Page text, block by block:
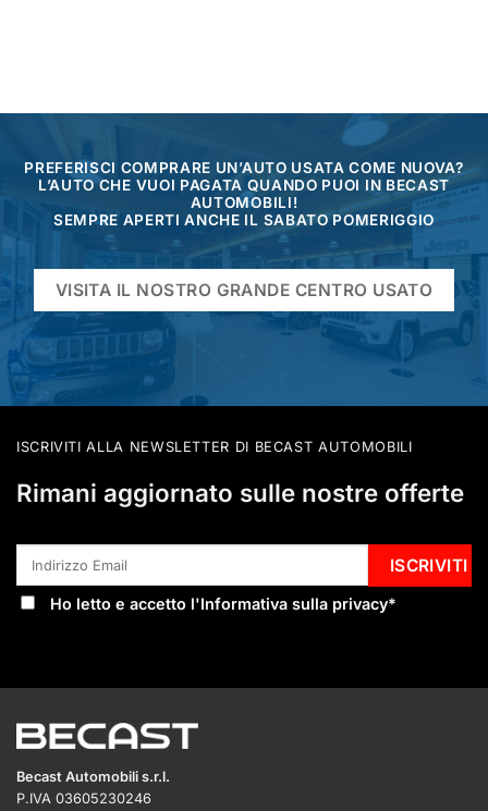
PREFERISCI COMPRARE UN’AUTO USATA COME NUOVA?
L’AUTO CHE VUOI PAGATA QUANDO PUOI IN BECAST
AUTOMOBILI!
SEMPRE APERTI ANCHE IL SABATO POMERIGGIO
VISITA IL NOSTRO GRANDE CENTRO USATO
ISCRIVITI ALLA NEWSLETTER DI BECAST AUTOMOBILI
Rimani aggiornato sulle nostre offerte
Ho letto e accetto l'Informativa sulla privacy*
Becast Automobili s.r.l.
P.IVA 03605230246